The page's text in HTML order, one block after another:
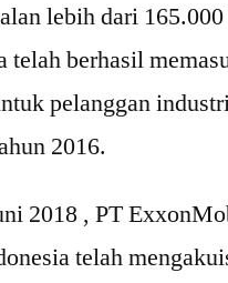
lebih dari
telah berhasil
pelanggan
2016.
2018 , PT
telah